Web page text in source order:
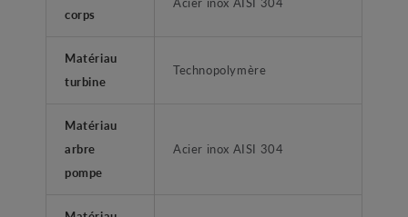
corps
Matériau
turbine
Technopolymère
Matériau
arbre
pompe
Acier inox AISI 304